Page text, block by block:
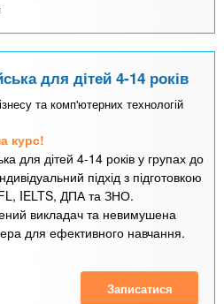
для дітей 4-14 років
та комп'ютерних технологій
курс!
для дітей 4-14 років у групах до
підхід з підготовкою
IELTS, ДПА та ЗНО.
викладач та невимушена
для ефективного навчання.
Записатися